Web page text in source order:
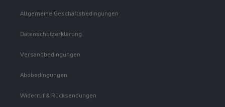
Allgemeine Geschäftsbedingungen
Datenschutzerklärung
Versandbedingungen
Abobedingungen
Widerruf & Rücksendungen